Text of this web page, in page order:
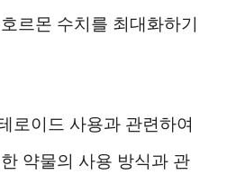
르몬 수치를 최대화하기
로이드 사용과 관련하여
약물의 사용 방식과 관